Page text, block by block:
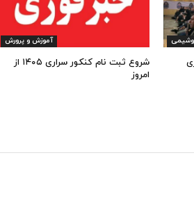
آموزش و پرورش
شروع ثبت نام کنکور سراری ۱۴۰۵ از
امروز